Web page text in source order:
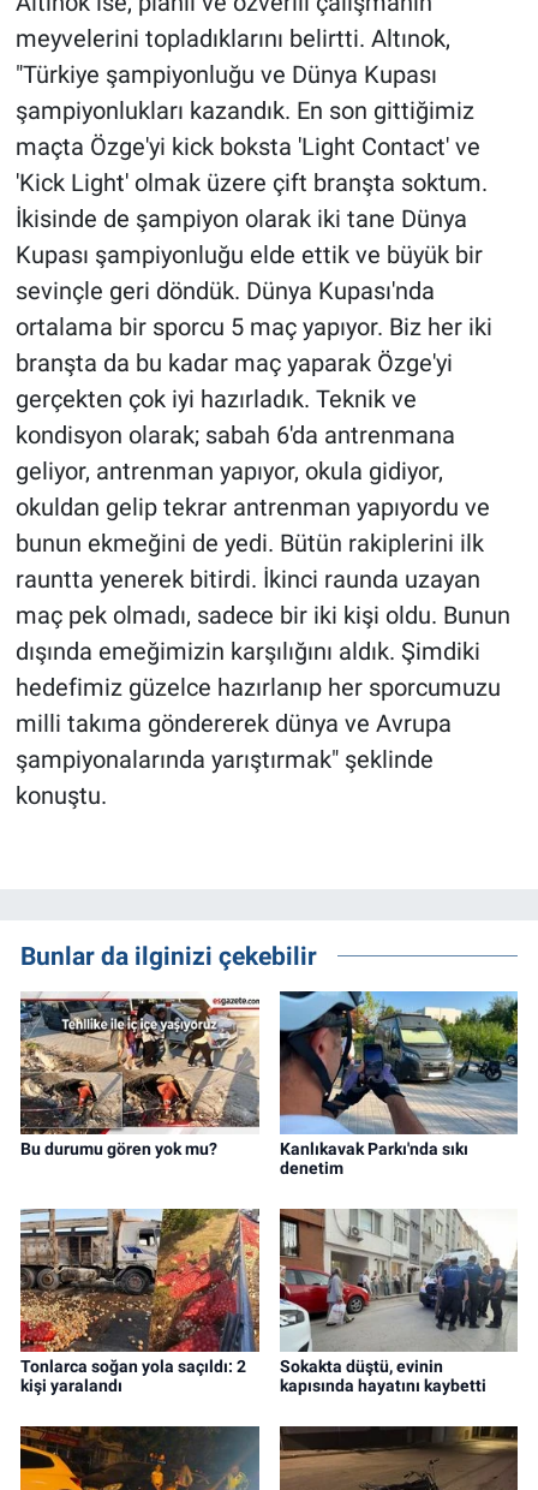
meyvelerini topladıklarını belirtti. Altınok,
"Türkiye şampiyonluğu ve Dünya Kupası
şampiyonlukları kazandık. En son gittiğimiz
maçta Özge'yi kick boksta 'Light Contact' ve
'Kick Light' olmak üzere çift branşta soktum.
İkisinde de şampiyon olarak iki tane Dünya
Kupası şampiyonluğu elde ettik ve büyük bir
sevinçle geri döndük. Dünya Kupası'nda
ortalama bir sporcu 5 maç yapıyor. Biz her iki
branşta da bu kadar maç yaparak Özge'yi
gerçekten çok iyi hazırladık. Teknik ve
kondisyon olarak; sabah 6'da antrenmana
geliyor, antrenman yapıyor, okula gidiyor,
okuldan gelip tekrar antrenman yapıyordu ve
bunun ekmeğini de yedi. Bütün rakiplerini ilk
rauntta yenerek bitirdi. İkinci raunda uzayan
maç pek olmadı, sadece bir iki kişi oldu. Bunun
dışında emeğimizin karşılığını aldık. Şimdiki
hedefimiz güzelce hazırlanıp her sporcumuzu
milli takıma göndererek dünya ve Avrupa
şampiyonalarında yarıştırmak" şeklinde
konuştu.
Bunlar da ilginizi çekebilir
Bu durumu gören yok mu?
Kanlıkavak Parkı'nda sıkı
denetim
Tonlarca soğan yola saçıldı: 2
kişi yaralandı
Sokakta düştü, evinin
kapısında hayatını kaybetti